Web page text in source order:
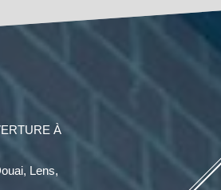
À
Lens,